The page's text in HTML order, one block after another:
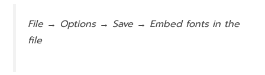
File → Options → Save → Embed fonts in the
file